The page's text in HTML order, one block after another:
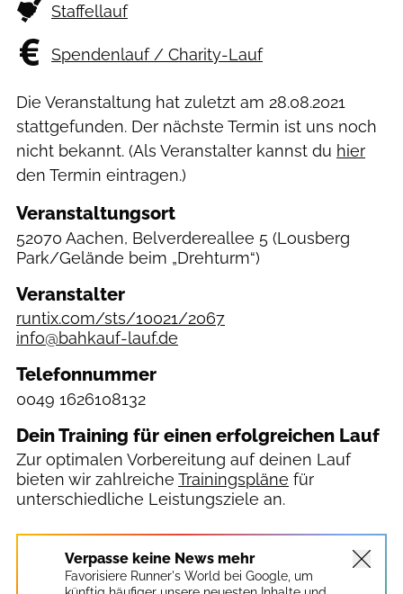
Staffellauf
Spendenlauf / Charity-Lauf
Die Veranstaltung hat zuletzt am 28.08.2021
stattgefunden. Der nächste Termin ist uns noch
nicht bekannt. (Als Veranstalter kannst du hier
den Termin eintragen.)
Veranstaltungsort
52070 Aachen, Belverdereallee 5 (Lousberg
Park/Gelände beim „Drehturm“)
Veranstalter
runtix.com/sts/10021/2067
info@bahkauf-lauf.de
Telefonnummer
0049 1626108132
Dein Training für einen erfolgreichen Lauf
Zur optimalen Vorbereitung auf deinen Lauf
bieten wir zahlreiche Trainingspläne für
unterschiedliche Leistungsziele an.
Verpasse keine News mehr
Favorisiere Runner's World bei Google, um